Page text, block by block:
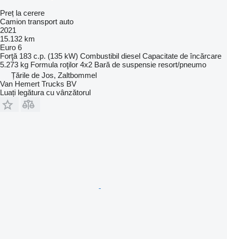
Preț la cerere
Camion transport auto
2021
15.132 km
Euro 6
Forţă 183 c.p. (135 kW) Combustibil diesel Capacitate de încărcare
5.273 kg Formula roţilor 4x2 Bară de suspensie resort/pneumo
Țările de Jos, Zaltbommel
Van Hemert Trucks BV
Luați legătura cu vânzătorul